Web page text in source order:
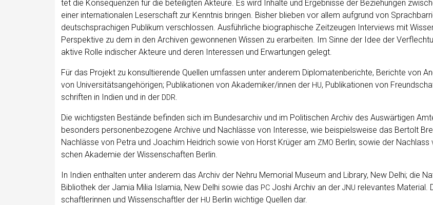
tet die Kon­se­quen­zen für die betei­lig­ten Akteu­re. Es wird Inhal­te und Ergeb­nis­se der Bezie­hun­gen
einer inter­na­tio­na­len Leser­schaft zur Kennt­nis brin­gen. Bis­her blie­ben vor allem auf­grund von
deutsch­spra­chi­gen Publi­kum ver­schlos­sen. Aus­führ­li­che bio­gra­phi­sche Zeit­zeu­gen Inter­views mit
Per­spek­ti­ve zu dem in den Archi­ven gewon­ne­nen Wis­sen zu erar­bei­ten. Im Sin­ne der Idee der
akti­ve Rol­le indi­scher Akteu­re und deren Inter­es­sen und Erwar­tun­gen gelegt.
Für das Pro­jekt zu kon­sul­tie­ren­de Quel­len umfas­sen unter ande­rem Diplo­ma­ten­be­rich­te, Berich­te von
von Uni­ver­si­täts­an­ge­hö­ri­gen; Publi­ka­tio­nen von Akademiker/innen der HU, Publi­ka­tio­nen von
schrif­ten in Indi­en und in der DDR.
Die wich­tigs­ten Bestän­de befin­den sich im Bun­des­ar­chiv und im Poli­ti­schen Archiv des Aus­wär­ti­gen
beson­ders per­so­nen­be­zo­ge­ne Archi­ve und Nach­läs­se von Inter­es­se, wie bei­spiels­wei­se das Ber­tolt
Nach­läs­se von Petra und Joa­chim Heid­rich sowie von Horst Krü­ger am ZMO Ber­lin; sowie der
schen Aka­de­mie der Wis­sen­schaf­ten Berlin.
In Indi­en ent­hal­ten unter ande­rem das Archiv der Neh­ru Memo­ri­al Muse­um and Libra­ry, New Delhi; die
Biblio­thek der Jamia Milia Isla­mia, New Delhi sowie das PC Joshi Archiv an der JNU rele­van­tes Mate­ri­al.
schaft­le­rin­nen und Wis­sen­schaft­ler der HU Ber­lin wich­ti­ge Quel­len dar.